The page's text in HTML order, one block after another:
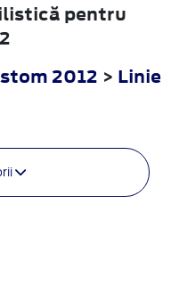
pentru
2012 > Linie